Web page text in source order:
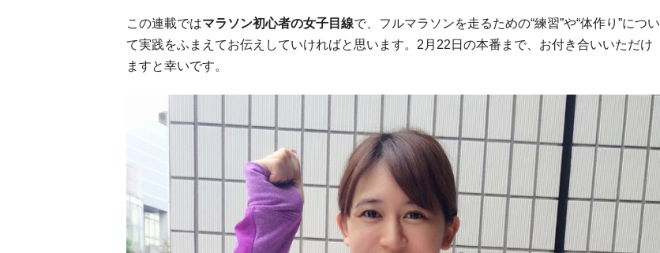
この連載ではマラソン初心者の女子目線で、フルマラソンを走るための“練習”や“体作り”につい
て実践をふまえてお伝えしていければと思います。2月22日の本番まで、お付き合いいただけ
ますと幸いです。